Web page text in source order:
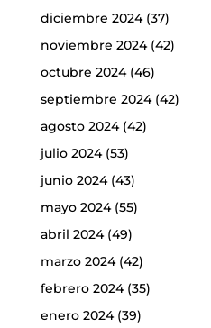
diciembre 2024(37)
noviembre 2024(42)
octubre 2024(46)
septiembre 2024(42)
agosto 2024(42)
julio 2024(53)
junio 2024(43)
mayo 2024(55)
abril 2024(49)
marzo 2024(42)
febrero 2024(35)
enero 2024(39)